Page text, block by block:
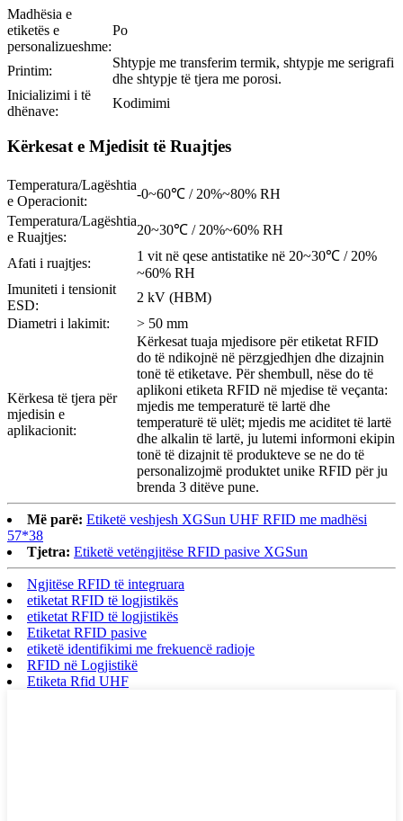
Madhësia e
etiketës e
personalizueshme:
Po
Printim:
Shtypje me transferim termik, shtypje me serigrafi
dhe shtypje të tjera me porosi.
Inicializimi i të
dhënave:
Kodimimi
Kërkesat e Mjedisit të Ruajtjes
Temperatura/Lagështia
e Operacionit:
-0~60℃ / 20%~80% RH
Temperatura/Lagështia
e Ruajtjes:
20~30℃ / 20%~60% RH
Afati i ruajtjes:
1 vit në qese antistatike në 20~30℃ / 20%
~60% RH
Imuniteti i tensionit
ESD:
2 kV (HBM)
Diametri i lakimit:
> 50 mm
Kërkesa të tjera për
mjedisin e
aplikacionit:
Kërkesat tuaja mjedisore për etiketat RFID
do të ndikojnë në përzgjedhjen dhe dizajnin
tonë të etiketave. Për shembull, nëse do të
aplikoni etiketa RFID në mjedise të veçanta:
mjedis me temperaturë të lartë dhe
temperaturë të ulët; mjedis me aciditet të lartë
dhe alkalin të lartë, ju lutemi informoni ekipin
tonë të dizajnit të produkteve se ne do të
personalizojmë produktet unike RFID për ju
brenda 3 ditëve pune.
Më parë: Etiketë veshjesh XGSun UHF RFID me madhësi
57*38
Tjetra: Etiketë vetëngjitëse RFID pasive XGSun
Ngjitëse RFID të integruara
etiketat RFID të logjistikës
etiketat RFID të logjistikës
Etiketat RFID pasive
etiketë identifikimi me frekuencë radioje
RFID në Logjistikë
Etiketa Rfid UHF